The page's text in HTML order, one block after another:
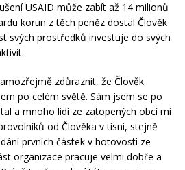
USAID může zabít až 14 milionů
korun z těch peněz dostal Člověk
svých prostředků investuje do svých
zdůraznit, že Člověk
po celém světě. Sám jsem se po
a mnoho lidí ze zatopených obcí mi
od Člověka v tísni, stejně
prvních částek v hotovosti ze
organizace pracuje velmi dobře a